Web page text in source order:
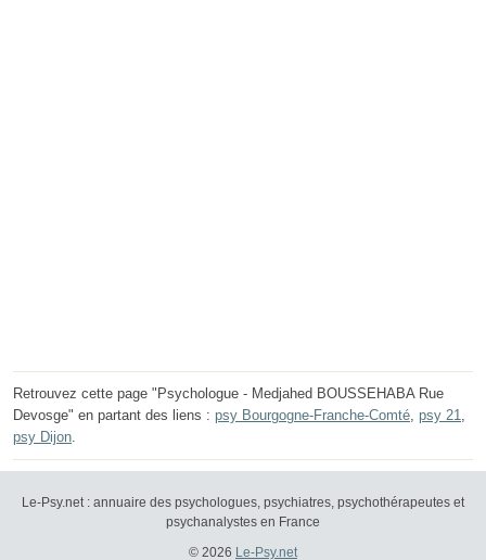
Retrouvez cette page "Psychologue - Medjahed BOUSSEHABA Rue
Devosge" en partant des liens : psy Bourgogne-Franche-Comté, psy 21,
psy Dijon.
Le-Psy.net : annuaire des psychologues, psychiatres, psychothérapeutes et
psychanalystes en France
© 2026 Le-Psy.net